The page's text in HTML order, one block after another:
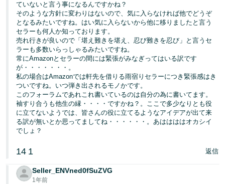
ていないと言う事になるんですかね？
そのような方針に変わりはないので、気に入らなければ他でどうぞ
となるみたいですね。はい気に入らないから他に移りましたと言う
セラーも何人か知っております。
売れ行きが良いので「堪え難きを堪え、忍び難きを忍び」と言うセ
ラーも多数いらっしゃるみたいですね。
常にAmazonとセラーの間には緊張がみなぎってはいる訳です
が・・・・・・・。
私の場合はAmazonでは軒先を借りる雨宿りセラーにつき緊張感はき
ついですね。いつ弾き出されるモノかです。
このフォーラムであれこれ書いているのは自分の為に書いてます。
袖すり合うも他生の縁・・・・ですかね？。ここで多少なりとも役
に立てないようでは、皆さんの役に立てるようなアイデアが出て来
る訳が無いとか思ってましてね・・・・・・。あははははオカシイ
でしょ？
14 1 返信
Seller_ENVned0fSuZVG
1年前